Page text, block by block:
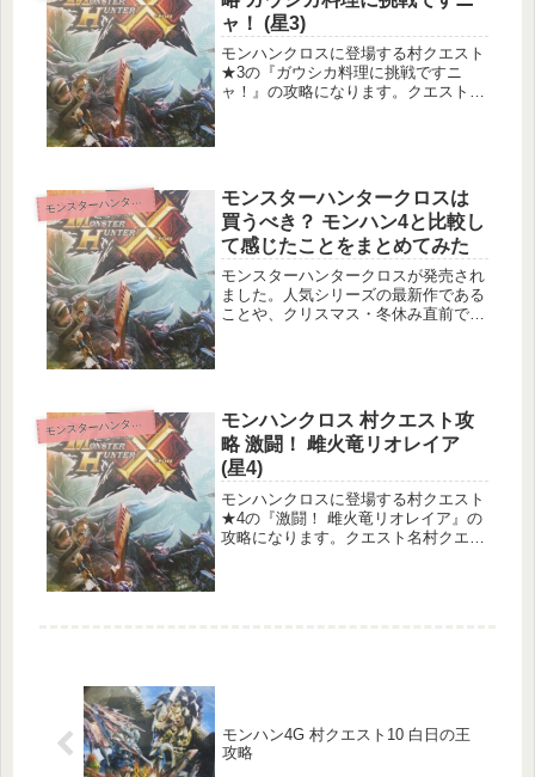
ャ！ (星3)
モンハンクロスに登場する村クエスト
★3の『ガウシカ料理に挑戦ですニ
ャ！』の攻略になります。クエスト名
地...
モ ンスターハンタークロス
モンスターハンタークロスは
買うべき？ モンハン4と比較し
て感じたことをまとめてみた
モンスターハンタークロスが発売され
ました。人気シリーズの最新作である
ことや、クリスマス・冬休み直前で
ーシ...
モ ンスターハンタークロス
モンハンクロス 村クエスト攻
略 激闘！ 雌火竜リオレイア
(星4)
モンハンクロスに登場する村クエスト
★4の『激闘！ 雌火竜リオレイア』の
攻略になります。クエスト名村クエス
モンハン4G 村クエスト10 白日の王
攻略